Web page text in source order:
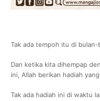
Tak ada tempoh itu di bulan-
Dan ketika kita dihempap
ini, Allah berikan hadiah
Tak ada hadiah ini di waktu